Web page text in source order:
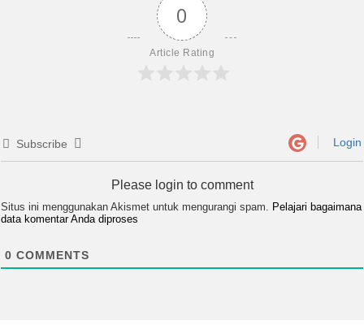
0
Article Rating
Subscribe Login
Please login to comment
Situs ini menggunakan Akismet untuk mengurangi spam. Pelajari bagaimana
data komentar Anda diproses
0 COMMENTS